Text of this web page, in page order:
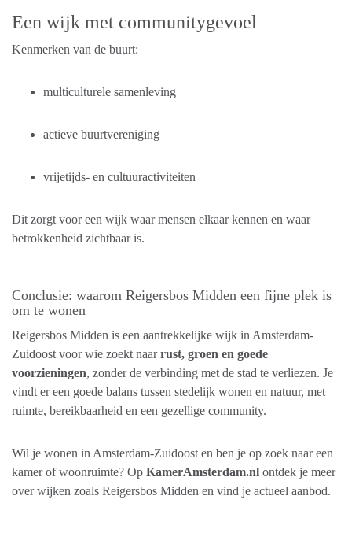
Een wijk met communitygevoel
Kenmerken van de buurt:
multiculturele samenleving
actieve buurtvereniging
vrijetijds- en cultuuractiviteiten
Dit zorgt voor een wijk waar mensen elkaar kennen en waar
betrokkenheid zichtbaar is.
Conclusie: waarom Reigersbos Midden een fijne plek is
om te wonen
Reigersbos Midden is een aantrekkelijke wijk in Amsterdam-
Zuidoost voor wie zoekt naarrust, groen en goede
voorzieningen, zonder de verbinding met de stad te verliezen. Je
vindt er een goede balans tussen stedelijk wonen en natuur, met
ruimte, bereikbaarheid en een gezellige community.
Wil je wonen in Amsterdam-Zuidoost en ben je op zoek naar een
kamer of woonruimte? Op KamerAmsterdam.nl ontdek je meer
over wijken zoals Reigersbos Midden en vind je actueel aanbod.